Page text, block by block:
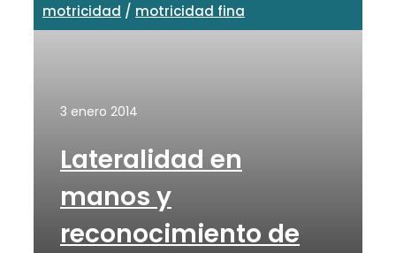
motricidad / motricidad fina
3 enero 2014
Lateralidad en
manos y
reconocimiento de